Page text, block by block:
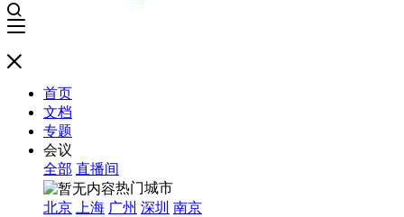
首页
文档
专题
会议
全部 直播间
热门城市
北京
上海 广州 深圳 南京